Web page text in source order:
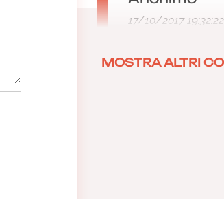
17/10/2017 19:32:22
MOSTRA ALTRI